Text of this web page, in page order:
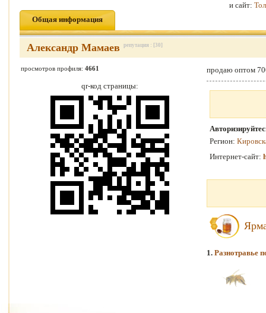
и сайт:
Общая информация
Александр Мамаев репутация : [30]
просмотров профиля: 4661
qr-код страницы:
продаю оптом
Регион:
Интернет-сайт:
1. Разнотравье